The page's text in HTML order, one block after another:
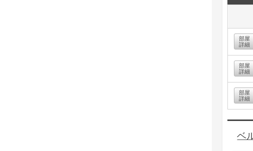
部屋
詳細
部屋
詳細
部屋
詳細
ベ